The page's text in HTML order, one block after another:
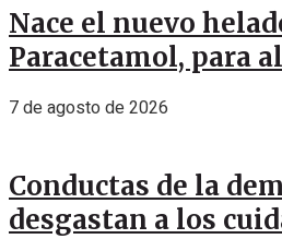
Nace el nuevo
Paracetamol, para
7 de agosto de 2026
Conductas de la
desgastan a los